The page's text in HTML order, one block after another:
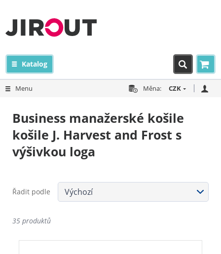
Katalog
Menu Měna: CZK
Business manažerské košile
košile J. Harvest and Frost s
výšivkou loga
Řadit podle
35 produktů